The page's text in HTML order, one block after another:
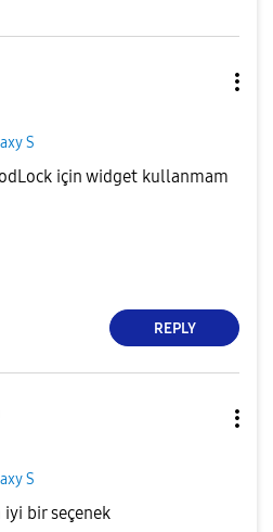
S
için widget kullanmam
REPLY
S
bir seçenek